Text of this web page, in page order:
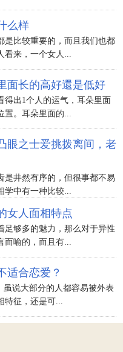
么样
是比较重要的，而且我们也都
来，一个女人...
面长的高好還是低好
得出1个人的运气，耳朵里面
。耳朵里面的...
眼之士爱挑拨离间，老
是井然有序的，但很事都不易
中有一种比较...
女人面相特点
足够多的魅力，那么对于异性
喻的，而且有...
适合恋爱？
虽说大部分的人都容易被外表
征，还是可...